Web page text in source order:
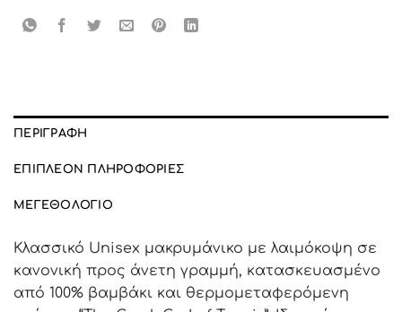
ΠΕΡΙΓΡΑΦΉ
ΕΠΙΠΛΈΟΝ ΠΛΗΡΟΦΟΡΊΕΣ
ΜΕΓΕΘΟΛΌΓΙΟ
Κλασσικό Unisex μακρυμάνικο με λαιμόκοψη σε
κανονική προς άνετη γραμμή, κατασκευασμένο
από 100% βαμβάκι και θερμομεταφερόμενη